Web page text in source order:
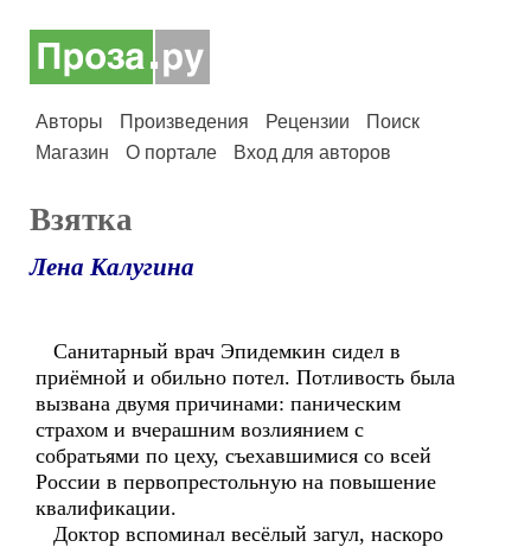
Авторы Произведения Рецензии
Поиск
Магазин
О портале Вход для авторов
Взятка
Лена Калугина
Санитарный врач Эпидемкин сидел в
приёмной и обильно потел. Потливость была
вызвана двумя причинами: паническим
страхом и вчерашним возлиянием с
собратьями по цеху, съехавшимися со всей
России в первопрестольную на повышение
квалификации.
Доктор вспоминал весёлый загул, наскоро